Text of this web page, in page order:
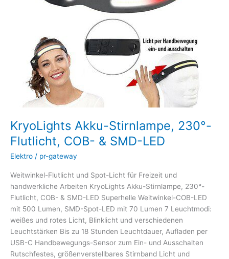
KryoLights Akku-Stirnlampe, 230°-
Flutlicht, COB- & SMD-LED
Elektro / pr-gateway
Weitwinkel-Flutlicht und Spot-Licht für Freizeit und
handwerkliche Arbeiten KryoLights Akku-Stirnlampe, 230°-
Flutlicht, COB- & SMD-LED Superhelle Weitwinkel-COB-LED
mit 500 Lumen, SMD-Spot-LED mit 70 Lumen 7 Leuchtmodi:
weißes und rotes Licht, Blinklicht und verschiedenen
Leuchtstärken Bis zu 18 Stunden Leuchtdauer, Aufladen per
USB-C Handbewegungs-Sensor zum Ein- und Ausschalten
Rutschfestes, größenverstellbares Stirnband Licht und